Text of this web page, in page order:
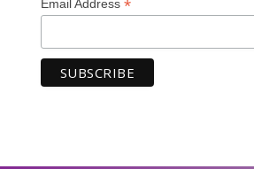
Email Address *